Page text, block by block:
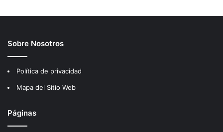
Sobre Nosotros
Política de privacidad
Mapa del Sitio Web
Páginas